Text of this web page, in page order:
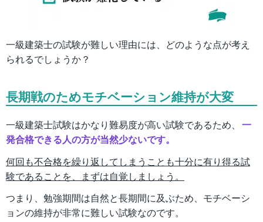
一級建築士の試験が難しい理由には、どのような点が考え
られるでしょうか？
長期戦のためモチベーション維持が大変
一級建築士試験はかなり難易度が高い試験であるため、 一
発合格できる人の方が当然少ないです。
何回も不合格を繰り返してしまうことも十分に有り得る試
験であることを、まずは自覚しましょう。
つまり、勉強期間は自然と長期間に及ぶため、モチベーシ
ョンの維持が非常に難しい試験なのです。